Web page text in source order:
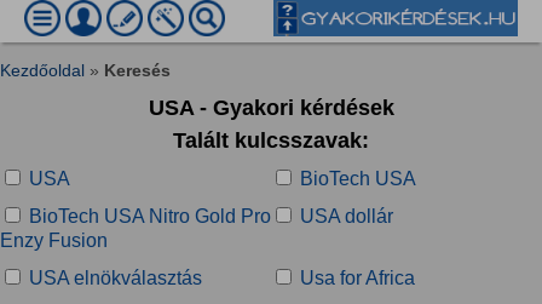
Kezdőoldal » Keresés
USA - Gyakori kérdések
Talált kulcsszavak:
USA
BioTech USA
BioTech USA Nitro Gold Pro
Enzy Fusion
USA dollár
USA elnökválasztás
Usa for Africa